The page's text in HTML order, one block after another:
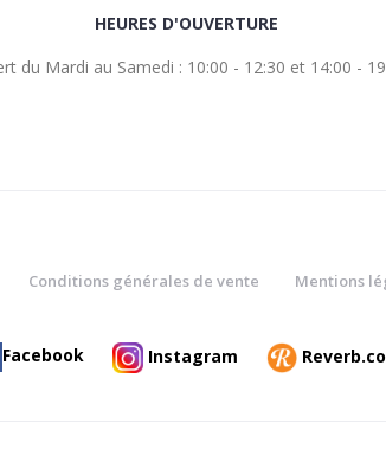
HEURES D'OUVERTURE
du Mardi au Samedi : 10:00 - 12:30 et 14:00 -
Conditions générales de vente Mentions
Facebook Instagram